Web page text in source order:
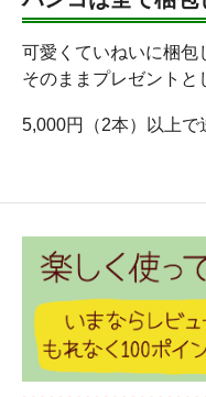
可愛くていねいに梱包
そのままプレゼントと
5,000円（2本）以上で